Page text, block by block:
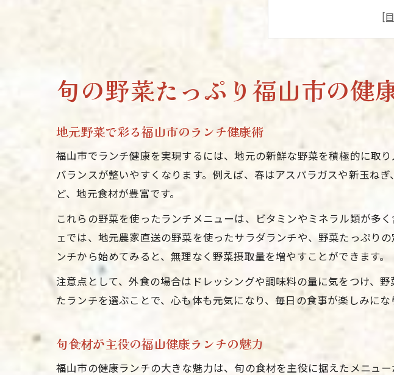
新鮮野菜たっ
福山市で楽し
気分転換に最適な
リフレッシュ
福山市のラン
地元食材が主
ヘルシーご飯
旬の野菜たっぷり福山市の健
地元野菜で彩る福山市のランチ健康術
福山市でランチ健康を実現するには、地元の新鮮な野菜を積極的に取
バランスが整いやすくなります。例えば、春はアスパラガスや新玉ね
ど、地元食材が豊富です。
これらの野菜を使ったランチメニューは、ビタミンやミネラル類が多
ェでは、地元農家直送の野菜を使ったサラダランチや、野菜たっぷり
ンチから始めてみると、無理なく野菜摂取量を増やすことができます。
注意点として、外食の場合はドレッシングや調味料の量に気をつけ、
たランチを選ぶことで、心も体も元気になり、毎日の食事が楽しみにな
旬食材が主役の福山健康ランチの魅力
福山市の健康ランチの大きな魅力は、旬の食材を主役に据えたメニュ